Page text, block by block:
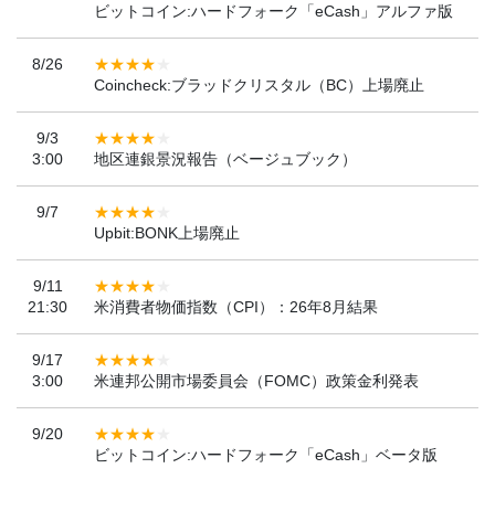
ビットコイン:ハードフォーク「eCash」アルファ版
8/26
Coincheck:ブラッドクリスタル（BC）上場廃止
9/3
3:00
地区連銀景況報告（ベージュブック）
9/7
Upbit:BONK上場廃止
9/11
21:30
米消費者物価指数（CPI）：26年8月結果
9/17
3:00
米連邦公開市場委員会（FOMC）政策金利発表
9/20
ビットコイン:ハードフォーク「eCash」ベータ版